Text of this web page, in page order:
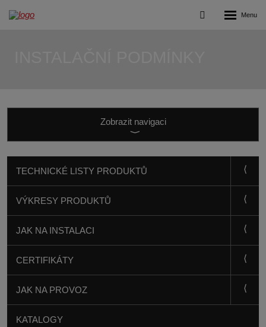
Vyhledávání
Rozbalení
Zobrazitnavigaci
TECHNICKÉ LISTY PRODUKTŮ
VÝKRESY PRODUKTŮ
JAK NA INSTALACI
CERTIFIKÁTY
JAK NA PROVOZ
KATALOGY